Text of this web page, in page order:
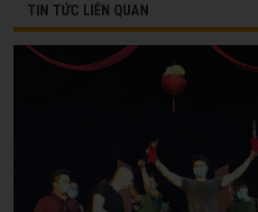
TIN TỨC LIÊN QUAN